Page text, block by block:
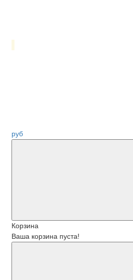
руб
Корзина
Ваша корзина пуста!